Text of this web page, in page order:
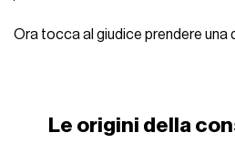
Ora tocca al giudice prendere una
Le origini della